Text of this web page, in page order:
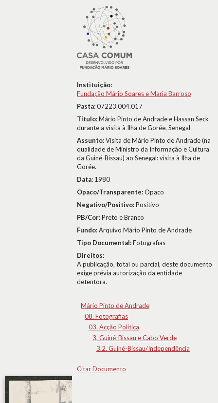
Instituição:
Fundação Mário Soares e Maria Barroso
Pasta:07223.004.017
Título:Mário Pinto de Andrade e Hassan Seck
durante a visita à Ilha de Gorée, Senegal
Assunto:Visita de Mário Pinto de Andrade (na
qualidade de Ministro da Informação e Cultura
da Guiné-Bissau) ao Senegal: visita à Ilha de
Gorée.
Data: 1980
Opaco/Transparente:Opaco
Negativo/Positivo:Positivo
PB/Cor:Preto e Branco
Fundo:Arquivo Mário Pinto de Andrade
Tipo Documental:Fotografias
Direitos:
A publicação, total ou parcial, deste documento
exige prévia autorização da entidade
detentora.
Mário Pinto de Andrade
08. Fotografias
03. Acção Política
3. Guiné-Bissau e Cabo Verde
3.2. Guiné-Bissau/Independência
Citar Documento